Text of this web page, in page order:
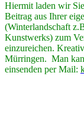
Hiermit laden wir
Beitrag aus Ihrer
(Winterlandschaft
Kunstwerks) zum
einzureichen.
Mürringen. Man
einsenden per Mail: